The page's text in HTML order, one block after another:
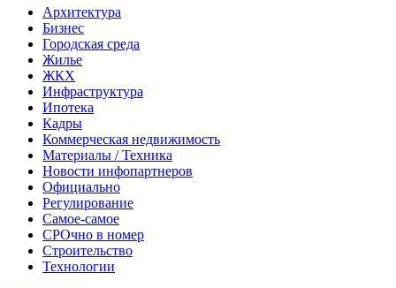
Архитектура
Бизнес
Городская среда
Жилье
ЖКХ
Инфраструктура
Ипотека
Кадры
Коммерческая недвижимость
Материалы / Техника
Новости инфопартнеров
Официально
Регулирование
Самое-самое
СРОчно в номер
Строительство
Технологии